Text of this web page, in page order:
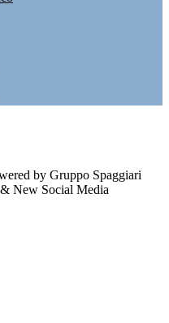
by Gruppo Spaggiari
New Social Media